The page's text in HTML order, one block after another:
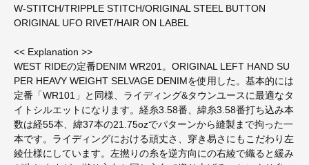
W-STITCH/TRIPPLE STITCH/ORIGINAL STEEL BUTTON
ORIGINAL UFO RIVET/HAIR ON LABEL
<< Explanation >>
WEST RIDEの定番DENIM WR201。ORIGINAL LEFT HAND SU
PER HEAVY WEIGHT SELVAGE DENIMを使用した。基本的には
定番「WR101」と同様、ライディング&タウンユースに最適なタ
イトシルエットになります。経糸3.58番、緯糸3.58番打ち込み本
数は経55本、緯37本の21.75ozでパターンから縫製まで拘った一
本です。ライディングにおける頑丈さ、穿き易さにもこだわり左
綾仕様にしています。左撚りの糸を逆方向にの右綾で織ると緩み